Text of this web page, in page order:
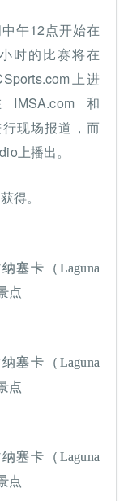
午12点开始在
时的比赛将在
上进
和
现场报道，而
上播出。
得。
塞卡（Laguna
点
塞卡（Laguna
点
塞卡（Laguna
点